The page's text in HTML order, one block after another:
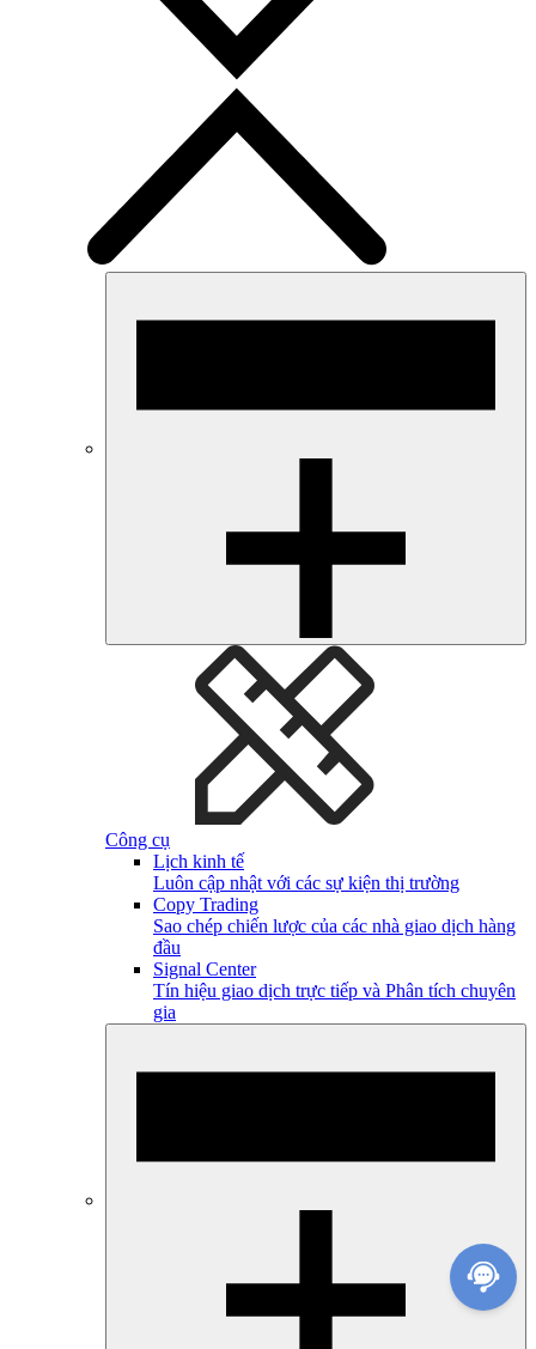
Công cụ
Lịch kinh tế
Luôn cập nhật với các sự kiện thị trường
Copy Trading
Sao chép chiến lược của các nhà giao dịch hàng
đầu
Signal Center
Tín hiệu giao dịch trực tiếp và Phân tích chuyên
gia